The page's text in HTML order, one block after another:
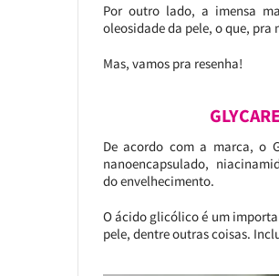
Por outro lado, a imensa
oleosidade da pele, o que, pra
Mas, vamos pra resenha!
De acordo com a marca, o
nanoencapsulado,
do envelhecimento.
O ácido glicólico é um
pele, dentre outras coisas.